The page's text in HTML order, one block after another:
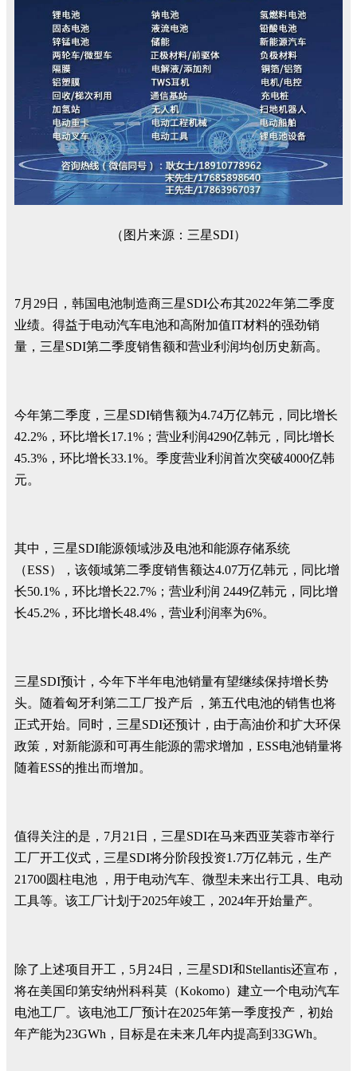
（图片来源：三星SDI）
7月29日，韩国电池制造商三星SDI公布其2022年第二季度
业绩。得益于电动汽车电池和高附加值IT材料的强劲销
量，三星SDI第二季度销售额和营业利润均创历史新高。
今年第二季度，三星SDI销售额为4.74万亿韩元，同比增长
42.2%，环比增长17.1%；营业利润4290亿韩元，同比增长
45.3%，环比增长33.1%。季度营业利润首次突破4000亿韩
元。
其中，三星SDI能源领域涉及电池和能源存储系统
（ESS），该领域第二季度销售额达4.07万亿韩元，同比增
长50.1%，环比增长22.7%；营业利润 2449亿韩元，同比增
长45.2%，环比增长48.4%，营业利润率为6%。
三星SDI预计，今年下半年电池销量有望继续保持增长势
头。随着匈牙利第二工厂投产后 ，第五代电池的销售也将
正式开始。同时，三星SDI还预计，由于高油价和扩大环保
政策，对新能源和可再生能源的需求增加，ESS电池销量将
随着ESS的推出而增加。
值得关注的是，7月21日，三星SDI在马来西亚芙蓉市举行
工厂开工仪式，三星SDI将分阶段投资1.7万亿韩元，生产
21700圆柱电池 ，用于电动汽车、微型未来出行工具、电动
工具等。该工厂计划于2025年竣工，2024年开始量产。
除了上述项目开工，5月24日，三星SDI和Stellantis还宣布，
将在美国印第安纳州科科莫（Kokomo）建立一个电动汽车
电池工厂。该电池工厂预计在2025年第一季度投产，初始
年产能为23GWh，目标是在未来几年内提高到33GWh。